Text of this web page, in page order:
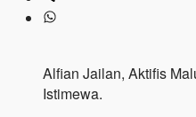
Alfian Jailan, Aktifis
Istimewa.